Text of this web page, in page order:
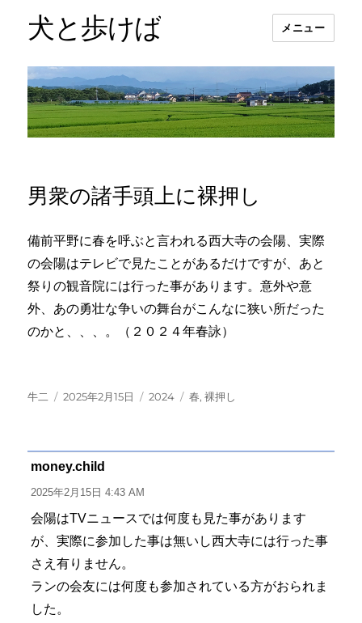
犬と歩けば メニュー
男衆の諸手頭上に裸押し
備前平野に春を呼ぶと言われる西大寺の会陽、実際
の会陽はテレビで見たことがあるだけですが、あと
祭りの観音院には行った事があります。意外や意
外、あの勇壮な争いの舞台がこんなに狭い所だった
のかと、、、。（２０２４年春詠）
投
牛二
投
2025年2月15日
カ
2024
タ
春,裸押し
money.child
り:
2025年2月15日 4:43 AM
会陽はTVニュースでは何度も見た事があります
が、実際に参加した事は無いし西大寺には行った事
さえ有りません。
ランの会友には何度も参加されている方がおられま
した。